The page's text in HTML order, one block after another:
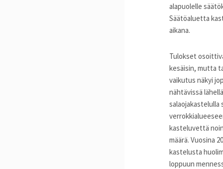
alapuolelle
Säätöaluetta
aikana.
Tulokset
kesäisin, mutta
vaikutus näkyi
nähtävissä
salaojakastelulla
kasteluvettä noin
määrä. Vuosina
kastelusta
loppuun